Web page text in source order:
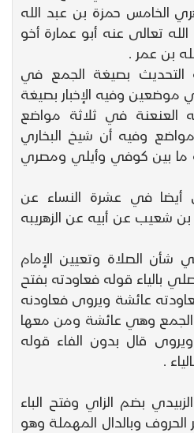
الخامس حمزة بن عبد الله
تعالى عنه أبو عمارة أخو
بن عمر .
التحديث بصيغة الجمع في
موضعين وفيه الإخبار بصيغة
العنعنة في ثلاثة مواضع
وفيه أن شيخ البخاري
ما بين كوفي وأيلي ومصري
أيضا في عشرة النساء عن
شعيب عن أبيه عن الزهريبه
الصلاة وتعيين الإمام
بالياء قوله فعاودته بفتح
عائشة ويروى فعاودنه
الجمع وهي عائشة ومن معها
قال بدون الفاء قوله
.
بضم الزاي وفتح الباء
الحروف وبالدال المهملة وهو